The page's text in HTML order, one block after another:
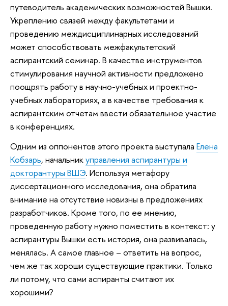
путеводитель академических возможностей Вышки.
Укреплению связей между факультетами и
проведению междисциплинарных исследований
может способствовать межфакультетский
аспирантский семинар. В качестве инструментов
стимулирования научной активности предложено
поощрять работу в научно-учебных и проектно-
учебных лабораториях, а в качестве требования к
аспирантским отчетам ввести обязательное участие
в конференциях.
Одним из оппонентов этого проекта выступала Елена
Кобзарь, начальникуправления аспирантуры и
докторантуры ВШЭ. Используя метафору
диссертационного исследования, она обратила
внимание на отсутствие новизны в предложениях
разработчиков. Кроме того, по ее мнению,
проведенную работу нужно поместить в контекст: у
аспирантуры Вышки есть история, она развивалась,
менялась. А самое главное – ответить на вопрос,
чем же так хороши существующие практики. Только
ли потому, что сами аспиранты считают их
хорошими?